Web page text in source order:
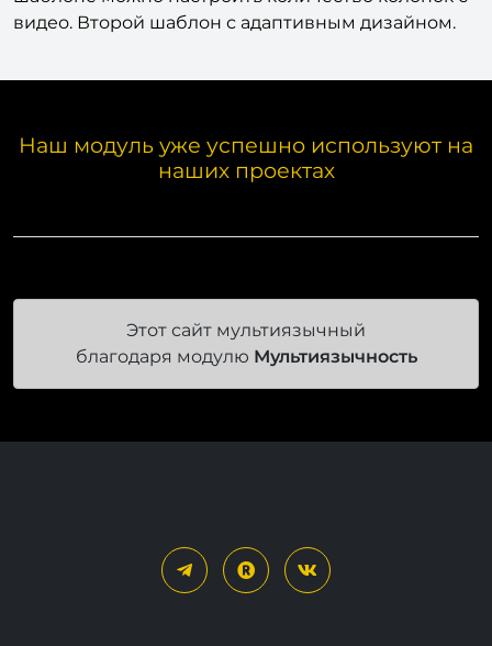
видео. Второй шаблон с адаптивным дизайном.
Наш модуль уже успешно используют на
наших проектах
Этот сайт мультиязычный
благодаря модулю Мультиязычность